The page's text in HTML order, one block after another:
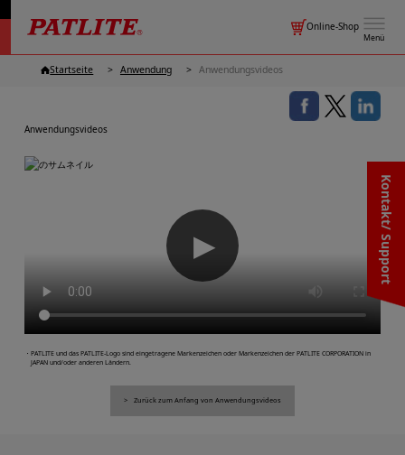
Menü
Online-Shop
Kontakt/ Support
Startseite Anwendung Anwendungsvideos
Anwendungsvideos
▶
・PATLITE und das PATLITE-Logo sind eingetragene Markenzeichen oder Markenzeichen der PATLITE CORPORATION in
JAPAN und/oder anderen Ländern.
Zurück zum Anfang von Anwendungsvideos